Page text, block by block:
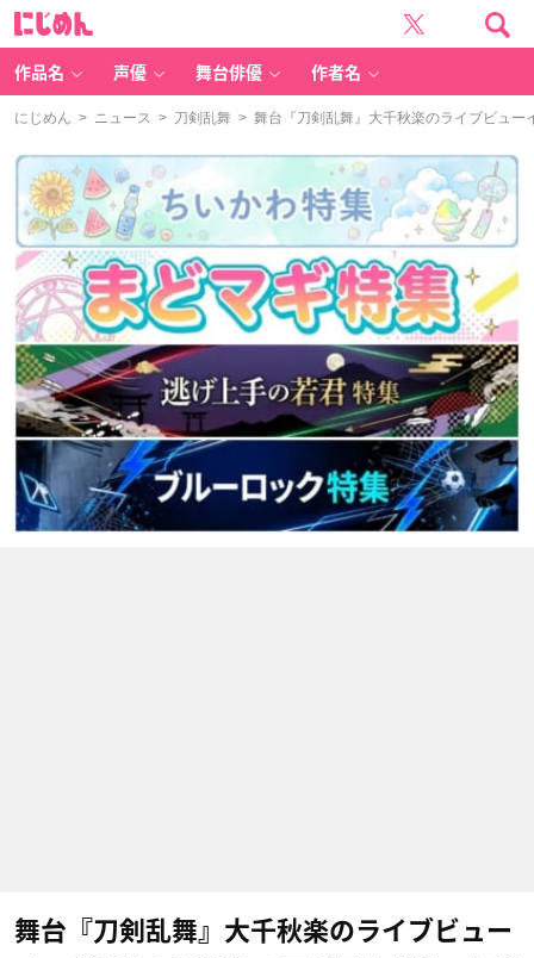
作品名 声優 舞台俳優 作者名
にじめん > ニュース > 刀剣乱舞 > 舞台『刀剣乱舞』大千秋楽のライブビュー
舞台『刀剣乱舞』大千秋楽のライブビュー